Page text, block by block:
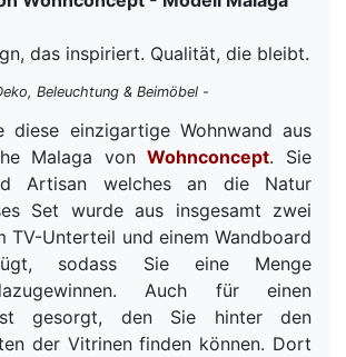
das inspiriert. Qualität, die bleibt.
Beleuchtung & Beimöbel -
diese einzigartige Wohnwand aus
Malaga vonWohnconcept. Sie
Artisan welches an die Natur
Set wurde aus insgesamt zwei
TV-Unterteil und einem Wandboard
sodass Sie eine Menge
Auch für einen
gesorgt, den Sie hinter den
der Vitrinen finden können. Dort